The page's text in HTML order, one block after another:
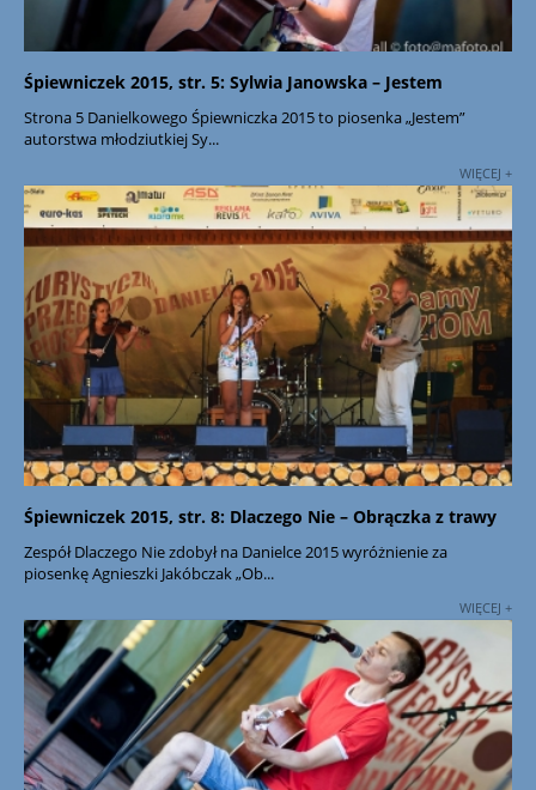
Śpiewniczek 2015, str. 5: Sylwia Janowska – Jestem
Strona 5 Danielkowego Śpiewniczka 2015 to piosenka „Jestem”
autorstwa młodziutkiej Sy...
WIĘCEJ +
Śpiewniczek 2015, str. 8: Dlaczego Nie – Obrączka z trawy
Zespół Dlaczego Nie zdobył na Danielce 2015 wyróżnienie za
piosenkę Agnieszki Jakóbczak „Ob...
WIĘCEJ +